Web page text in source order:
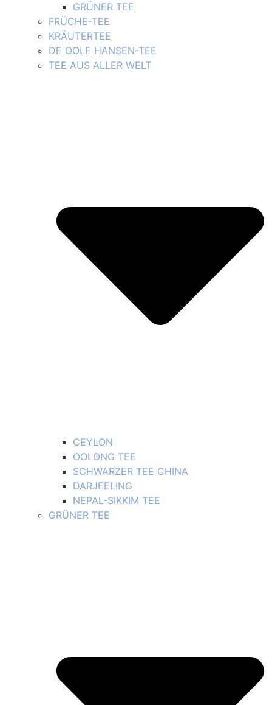
GRÜNER TEE
FRÜCHE-TEE
KRÄUTERTEE
DE OOLE HANSEN-TEE
TEE AUS ALLER WELT
CEYLON
OOLONG TEE
SCHWARZER TEE CHINA
DARJEELING
NEPAL-SIKKIM TEE
GRÜNER TEE